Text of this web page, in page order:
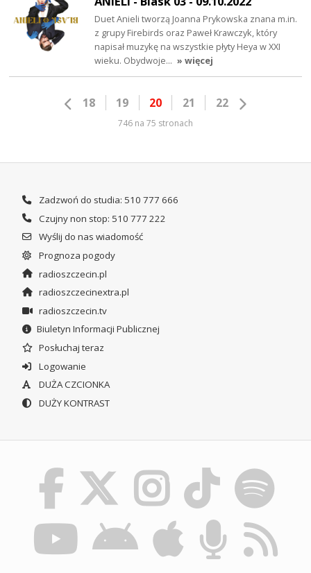
Duet Anieli tworzą Joanna Prykowska znana m.in.
z grupy Firebirds oraz Paweł Krawczyk, który
napisał muzykę na wszystkie płyty Heya w XXI
wieku. Obydwoje… » więcej
18 19 20 21 22
746 na 75 stronach
Zadzwoń do studia: 510 777 666
Czujny non stop: 510 777 222
Wyślij do nas wiadomość
Prognoza pogody
radioszczecin.pl
radioszczecinextra.pl
radioszczecin.tv
Biuletyn Informacji Publicznej
Posłuchaj teraz
Logowanie
DUŻA CZCIONKA
DUŻY KONTRAST